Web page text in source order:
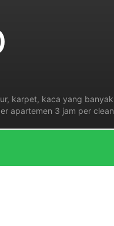
karpet, kaca yang
apartemen 3 jam per